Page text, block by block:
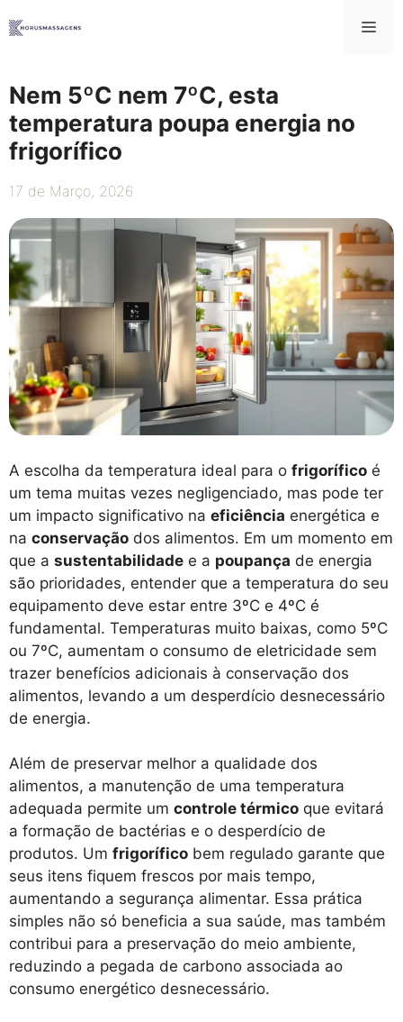
para
Nem 5ºC nem 7ºC, esta
temperatura poupa energia no
frigorífico
17 de Março, 2026
A escolha da temperatura ideal para o frigorífico é
um tema muitas vezes negligenciado, mas pode ter
um impacto significativo na eficiência energética e
na conservação dos alimentos. Em um momento em
que a sustentabilidade e a poupança de energia
são prioridades, entender que a temperatura do seu
equipamento deve estar entre 3ºC e 4ºC é
fundamental. Temperaturas muito baixas, como 5ºC
ou 7ºC, aumentam o consumo de eletricidade sem
trazer benefícios adicionais à conservação dos
alimentos, levando a um desperdício desnecessário
de energia.
Além de preservar melhor a qualidade dos
alimentos, a manutenção de uma temperatura
adequada permite um controle térmico que evitará
a formação de bactérias e o desperdício de
produtos. Um frigorífico bem regulado garante que
seus itens fiquem frescos por mais tempo,
aumentando a segurança alimentar. Essa prática
simples não só beneficia a sua saúde, mas também
contribui para a preservação do meio ambiente,
reduzindo a pegada de carbono associada ao
consumo energético desnecessário.